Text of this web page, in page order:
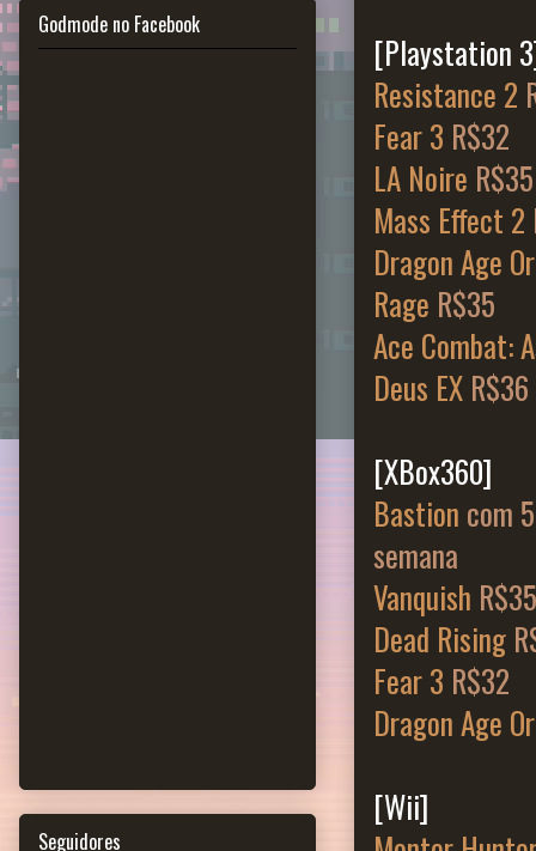
[Playstation
Resistance 2
Fear 3 R$32
LA Noire R$35
Mass Effect 2
Dragon Age
Rage R$35
Ace Combat:
Deus EX R$36
[XBox360]
Bastion com
semana
Vanquish R$35
Dead Rising
Fear 3 R$32
Dragon Age
[Wii]
Godmode no Facebook
Seguidores